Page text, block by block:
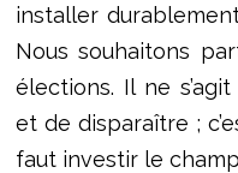
installer
Nous souhaitons
élections. Il ne
et de disparaître ;
faut investir le